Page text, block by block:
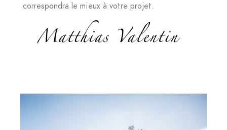
correspondra le mieux à votre projet.